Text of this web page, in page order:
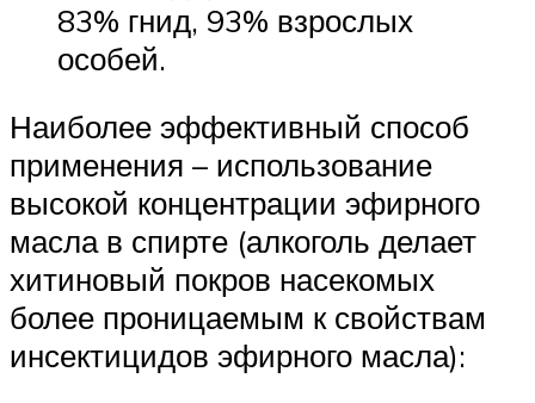
83% гнид, 93% взрослых
особей.
Наиболее эффективный способ
применения – использование
высокой концентрации эфирного
масла в спирте (алкоголь делает
хитиновый покров насекомых
более проницаемым к свойствам
инсектицидов эфирного масла):